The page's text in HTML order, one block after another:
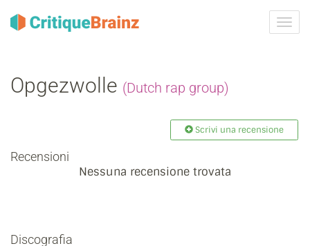
Opgezwolle (Dutch rap group)
Scrivi una recensione
Recensioni
Nessuna recensione trovata
Discografia